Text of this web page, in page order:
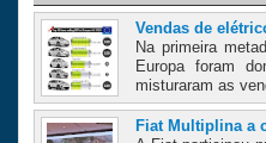
Vendas de
Na primeira
Europa foram
misturaram as
Fiat Multiplina a